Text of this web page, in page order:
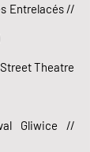
Entrelacés //
Theatre
Gliwice //